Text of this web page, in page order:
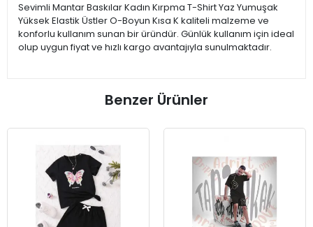
Sevimli Mantar Baskılar Kadın Kırpma T-Shirt Yaz Yumuşak
Yüksek Elastik Üstler O-Boyun Kısa K kaliteli malzeme ve
konforlu kullanım sunan bir üründür. Günlük kullanım için ideal
olup uygun fiyat ve hızlı kargo avantajıyla sunulmaktadır.
Benzer Ürünler